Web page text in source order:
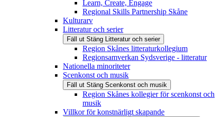
Learn, Create, Engage
Regional Skills Partnership Skåne
Kulturarv
Litteratur och serier
Fäll ut Stäng Litteratur och serier
Region Skånes litteraturkollegium
Regionsamverkan Sydsverige - litteratur
Nationella minoriteter
Scenkonst och musik
Fäll ut Stäng Scenkonst och musik
Region Skånes kollegier för scenkonst och
musik
Villkor för konstnärligt skapande